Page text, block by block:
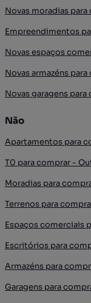
Novas moradias
Empreendimentos
Novas espaços
Novas armazéns
Novas garagens
Não
Apartamentos para
T0 para comprar -
Moradias para
Terrenos para
Espaços comerciais
Escritórios para
Armazéns para
Garagens para